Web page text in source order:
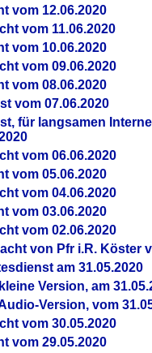
vom 12.06.2020
vom 11.06.2020
vom 10.06.2020
vom 09.06.2020
vom 08.06.2020
vom 07.06.2020
für langsamen
vom 06.06.2020
vom 05.06.2020
vom 04.06.2020
vom 03.06.2020
vom 02.06.2020
von Pfr i.R. Köster
am 31.05.2020
Version, am
Version, vom
vom 30.05.2020
vom 29.05.2020